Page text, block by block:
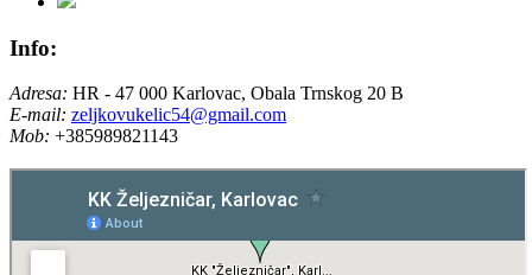
Info:
Adresa: HR - 47 000 Karlovac, Obala Trnskog 20 B
E-mail: zeljkovukelic54@gmail.com
Mob: +385989821143